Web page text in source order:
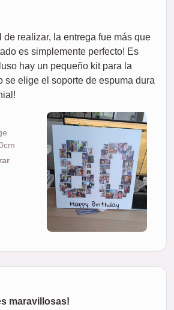
de realizar, la entrega fue más que
es simplemente perfecto! Es
hay un pequeño kit para la
se elige el soporte de espuma dura
maravillosas!